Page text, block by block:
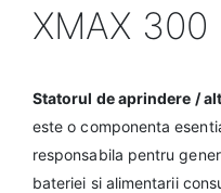
XMAX 300
Statorul de aprindere /
este o componenta
responsabila pentru
bateriei si alimentarii